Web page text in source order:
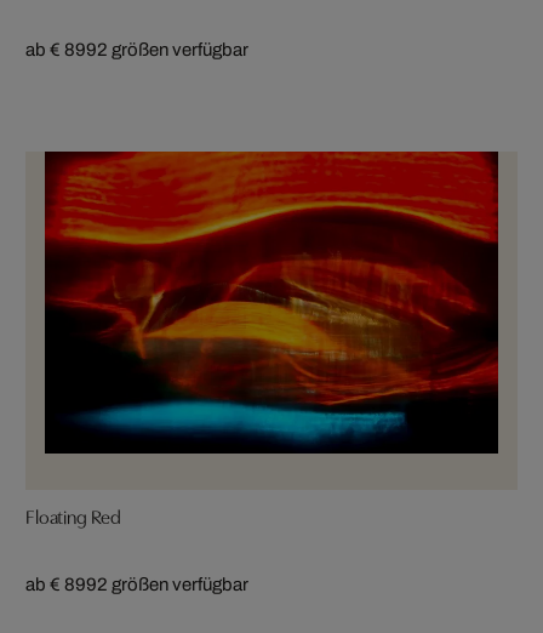
ab € 8992 größen verfügbar
Floating Red
ab € 8992 größen verfügbar